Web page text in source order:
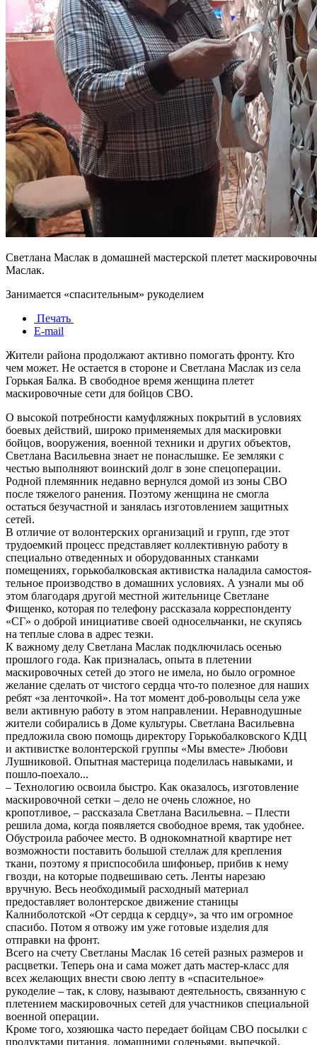
Светлана Маслак в домашней мастерской плетет
Маслак.
Занимается «спасительным» рукоделием
Печать
E-mail
Жители района продолжают активно помогать фронту. Кто
чем может. Не остается в стороне и Светлана Маслак из села
Горькая Балка. В свободное время женщина плетет
маскировочные сети для бойцов СВО.
О высокой потребности камуфляжных покрытий в условиях
боевых действий, широко применяемых для маскировки
бойцов, вооружения, военной техники и других объектов,
Светлана Васильевна знает не понаслышке. Ее земляки с
честью выполняют воинский долг в зоне спецоперации.
Родной племянник недавно вернулся домой из зоны СВО
после тяжелого ранения. Поэтому женщина не смогла
остаться безучастной и занялась изготовлением защитных
сетей.
В отличие от волонтерских организаций и групп, где этот
трудоемкий процесс представляет коллективную работу в
специально отведенных и оборудованных станками
помещениях, горькобалковская активистка наладила самостоя-
тельное производство в домашних условиях. А узнали мы об
этом благодаря другой местной жительнице Светлане
Фищенко, которая по телефону рассказала корреспонденту
«СГ» о доброй инициативе своей односельчанки, не скупясь
на теплые слова в адрес тезки.
К важному делу Светлана Маслак подключилась осенью
прошлого года. Как призналась, опыта в плетении
маскировочных сетей до этого не имела, но было огромное
желание сделать от чистого сердца что-то полезное для наших
ребят «за ленточкой». На тот момент доб-ровольцы села уже
вели активную работу в этом направлении. Неравнодушные
жители собирались в Доме культуры. Светлана Васильевна
предложила свою помощь директору Горькобалковского КДЦ
и активистке волонтерской группы «Мы вместе» Любови
Лушниковой. Опытная мастерица поделилась навыками, и
пошло-поехало...
– Технологию освоила быстро. Как оказалось, изготовление
маскировочной сетки – дело не очень сложное, но
кропотливое, – рассказала Светлана Васильевна. – Плести
решила дома, когда появляется свободное время, так удобнее.
Обустроила рабочее место. В однокомнатной квартире нет
возможности поставить большой стеллаж для крепления
ткани, поэтому я приспособила шифоньер, прибив к нему
гвозди, на которые подвешиваю сеть. Ленты нарезаю
вручную. Весь необходимый расходный материал
предоставляет волонтерское движение станицы
Калниболотской «От сердца к сердцу», за что им огромное
спасибо. Потом я отвожу им уже готовые изделия для
отправки на фронт.
Всего на счету Светланы Маслак 16 сетей разных размеров и
расцветки. Теперь она и сама может дать мастер-класс для
всех желающих внести свою лепту в «спасительное»
рукоделие – так, к слову, называют деятельность, связанную с
плетением маскировочных сетей для участников специальной
военной операции.
Кроме того, хозяюшка часто передает бойцам СВО посылки с
продуктами питания, домашними соленьями, выпечкой.